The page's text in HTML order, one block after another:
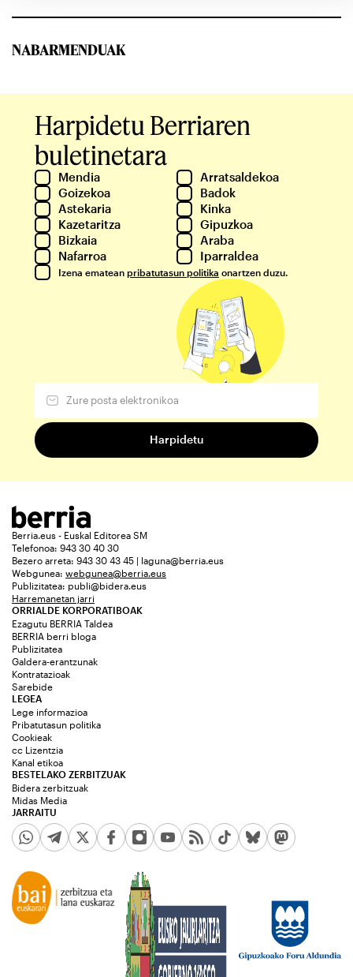
NABARMENDUAK
Harpidetu Berriaren
buletinetara
Mendia
Arratsaldekoa
Goizekoa
Badok
Astekaria
Kinka
Kazetaritza
Gipuzkoa
Bizkaia
Araba
Nafarroa
Iparraldea
Izena ematean pribatutasun politika onartzen duzu.
Berria.eus - Euskal Editorea SM
Telefonoa: 943 30 40 30
Bezero arreta: 943 30 43 45 | laguna@berria.eus
Webgunea: webgunea@berria.eus
Publizitatea: publi@bidera.eus
Harremanetan jarri
ORRIALDE KORPORATIBOAK
Ezagutu BERRIA Taldea
BERRIA berri bloga
Publizitatea
Galdera-erantzunak
Kontratazioak
Sarebide
JARRAITU
LEGEA
Lege informazioa
Pribatutasun politika
Cookieak
cc Lizentzia
Kanal etikoa
BESTELAKO ZERBITZUAK
Bidera zerbitzuak
Midas Media